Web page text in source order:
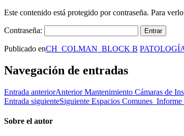
Este contenido está protegido por contraseña. Para
Contraseña:
Publicado enCH_COLMAN_BLOCK B
Navegación de entradas
Entrada anteriorAnterior Mantenimiento Cámaras de
Entrada siguienteSiguiente Espacios
Sobre el autor